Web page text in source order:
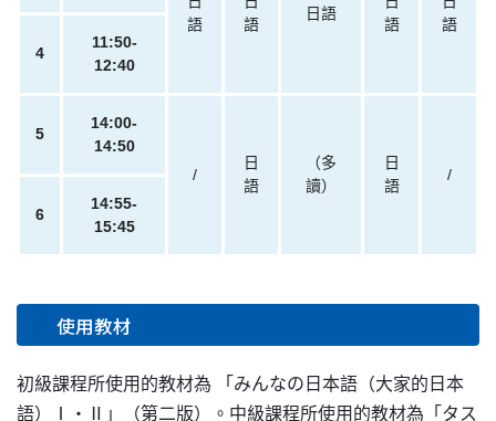
語
語
日語
語
語
4
11:50-
12:40
5
14:00-
14:50
/
日
語
（多
讀）
日
語
/
6
14:55-
15:45
使用教材
初級課程所使用的教材為 「みんなの日本語（大家的日本
語）Ⅰ・Ⅱ」（第二版）。中級課程所使用的教材為「タス